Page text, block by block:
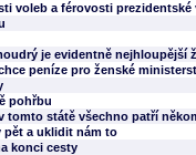
voleb a férovosti prezidentské
je evidentně nejhloupější
peníze pro ženské
pohřbu
tomto státě všechno patří
pět a uklidit nám to
konci cesty